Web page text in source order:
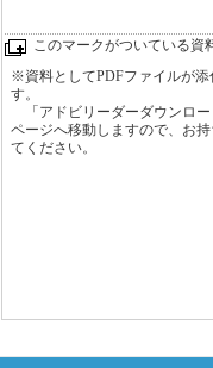
このマークがついている資
※資料としてPDFファイルが添
す。
「アドビリーダーダウンロ
ページへ移動しますので、お
てください。